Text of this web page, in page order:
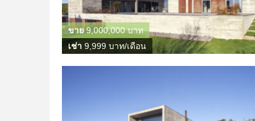
เช่า 9,999 บาท/เดือน
ขาย9,000,000 บาท